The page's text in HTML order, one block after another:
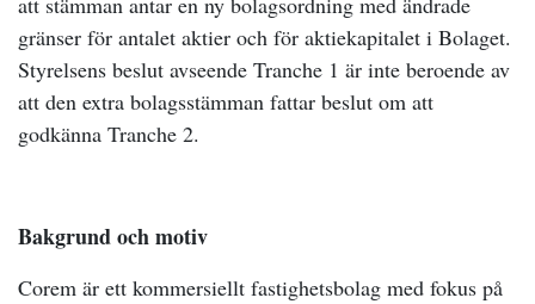
gränser för antalet aktier och för aktiekapitalet i Bolaget.
Styrelsens beslut avseende Tranche 1 är inte beroende av
att den extra bolagsstämman fattar beslut om att
godkänna Tranche 2.
Bakgrund och motiv
Corem är ett kommersiellt fastighetsbolag med fokus på